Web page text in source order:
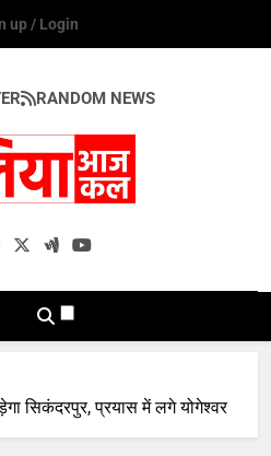
up / Login
RANDOM NEWS
Aaj Kal
सिकंदरपुर, प्रयास में लगे योगेश्वर